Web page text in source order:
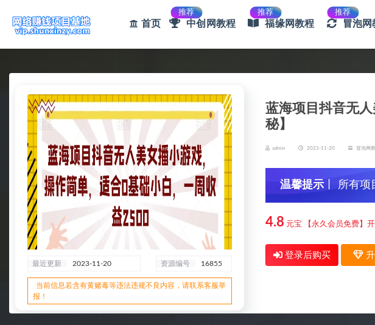
首页
推荐
中创网教程
推荐
福缘网教程
推荐
冒泡
最近更新 2023-11-20 资源编号 16855
当前信息若含有黄赌毒等违法违规不良内容，请联系客服举
报！
蓝海项目抖音无
秘】
admin 2023-11-20 冒泡网
温馨提示 丨 所有
信，谨防上当受骗
4.8 元宝 【永久会员免费】
登录后购买 升